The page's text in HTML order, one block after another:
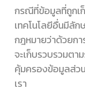
กรณีที่ข้อมูลที่ถูกเ
เทคโนโลยีอื่นมีลั
กฎหมายว่าด้วยก
จะเก็บรวบรวมตา
คุ้มครองข้อมูลส่
เรา